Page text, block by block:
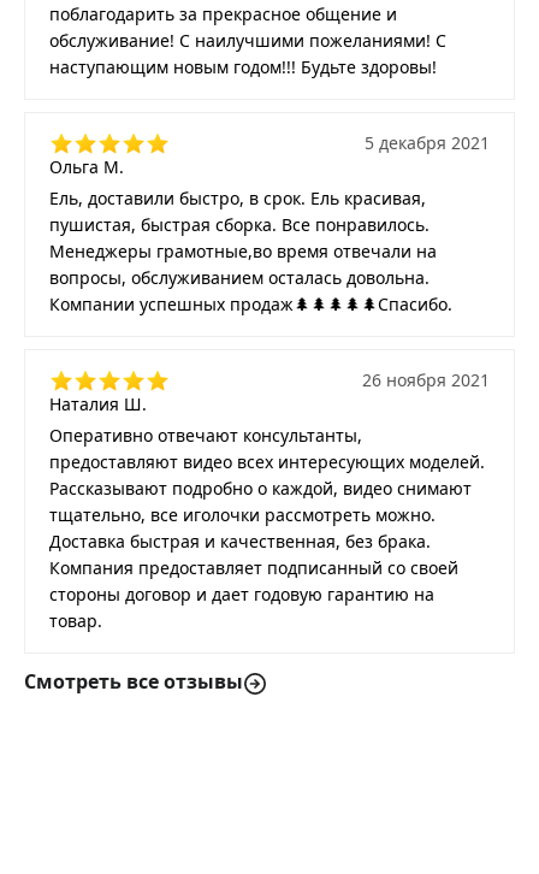
поблагодарить за прекрасное общение и
обслуживание! С наилучшими пожеланиями! С
наступающим новым годом!!! Будьте здоровы!
Ольга М.
5 декабря 2021
Ель, доставили быстро, в срок. Ель красивая,
пушистая, быстрая сборка. Все понравилось.
Менеджеры грамотные,во время отвечали на
вопросы, обслуживанием осталась довольна.
Компании успешных продаж🌲🌲🌲🌲🌲Спасибо.
Наталия Ш.
26 ноября 2021
Оперативно отвечают консультанты,
предоставляют видео всех интересующих моделей.
Рассказывают подробно о каждой, видео снимают
тщательно, все иголочки рассмотреть можно.
Доставка быстрая и качественная, без брака.
Компания предоставляет подписанный со своей
стороны договор и дает годовую гарантию на
товар.
Смотреть все отзывы